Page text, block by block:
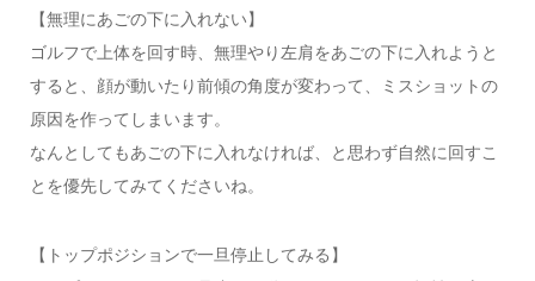
【無理にあごの下に入れない】
ゴルフで上体を回す時、無理やり左肩をあごの下に入れようと
すると、顔が動いたり前傾の角度が変わって、ミスショットの
原因を作ってしまいます。
なんとしてもあごの下に入れなければ、と思わず自然に回すこ
とを優先してみてくださいね。
【トップポジションで一旦停止してみる】